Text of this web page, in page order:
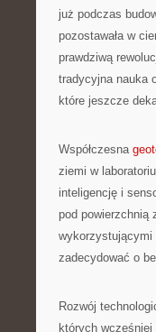
już podczas
pozostawała w
prawdziwą
tradycyjna nauka
które jeszcze
Współczesna
ziemi w
inteligencję i
pod powierzchnią
wykorzystującymi
zadecydować o
Rozwój
których